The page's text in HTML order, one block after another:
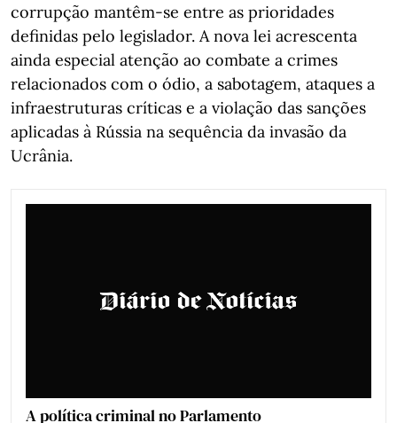
corrupção mantêm-se entre as prioridades
definidas pelo legislador. A nova lei acrescenta
ainda especial atenção ao combate a crimes
relacionados com o ódio, a sabotagem, ataques a
infraestruturas críticas e a violação das sanções
aplicadas à Rússia na sequência da invasão da
Ucrânia.
A política criminal no Parlamento